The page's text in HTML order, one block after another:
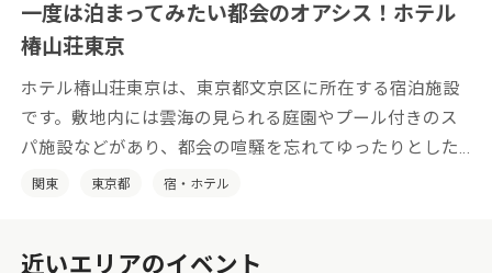
一度は泊まってみたい都会のオアシス！ホテル
椿山荘東京
ホテル椿山荘東京は、東京都文京区に所在する宿泊施設
です。敷地内には雲海の見られる庭園やプール付きのス
パ施設などがあり、都会の喧騒を忘れてゆったりとした
時間をお過ごしいただけます。
関東 東京都 宿・ホテル
近いエリアのイベント